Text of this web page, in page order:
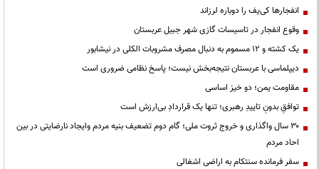
انفجارها کی‌یف را دوباره لرزاند
وقوع انفجار در تاسیسات گازی شهر جبیل عربستان
یک کشته و ۱۲ مسموم به دنبال مصرف مشروبات الکلی در نیشابور
دیپلماسی با عربستان نتیجه‌بخش نیست؛ پاسخ نظامی ضروری است
مقاومت یمن؛ دو خیز اساسی
توافقِ بدونِ تاییدِ رهبری؛ تنها یک قراردادِ بی‌ارزش است
۳۰ سال واگذاری و خروج ثروت ملی؛ گام دوم تضعیف بنیه مردم وایجاد نارضایتی در بین
احاد مردم
سفر فرمانده سنتکام به اراضی اشغالی